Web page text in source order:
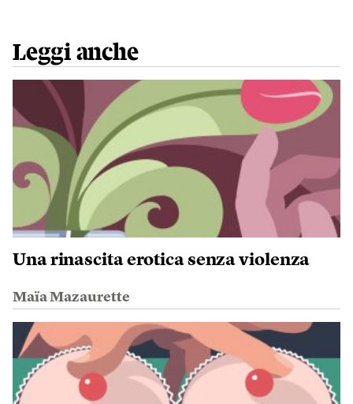
Leggi anche
Una rinascita erotica senza violenza
Maïa Mazaurette